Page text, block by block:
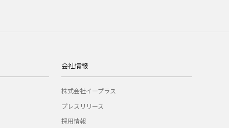
会社情報
株式会社イープラス
プレスリリース
採用情報